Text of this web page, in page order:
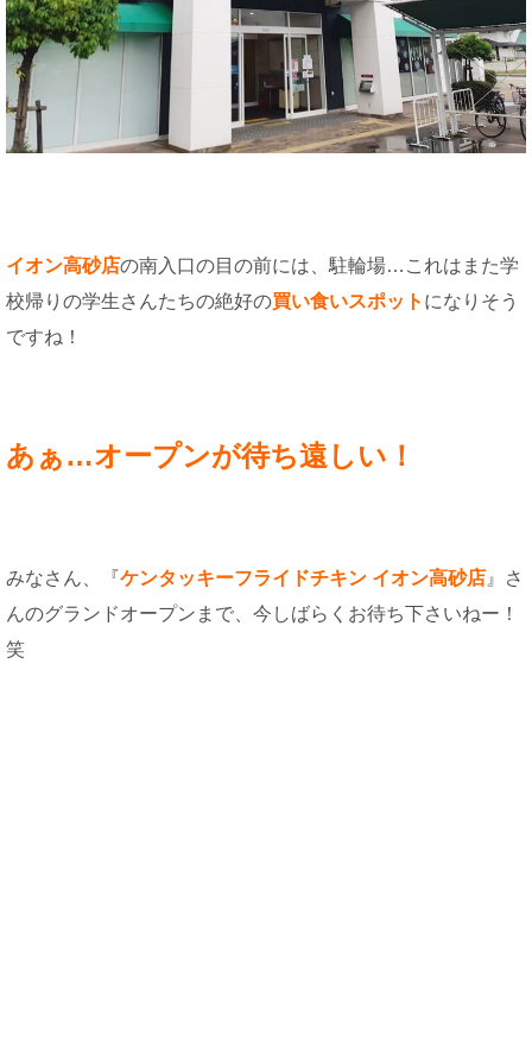
イオン高砂店の南入口の目の前には、駐輪場…これはまた学
校帰りの学生さんたちの絶好の買い食いスポット になりそう
ですね！
あぁ…オープンが待ち遠しい！
みなさん、『ケンタッキーフライドチキン イオン高砂店 』さ
んのグランドオープンまで、今しばらくお待ち下さいねー！
笑